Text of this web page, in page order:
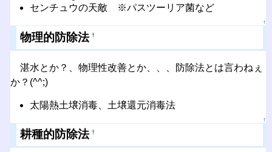
センチュウの天敵 ※パスツーリア菌など
↑
物理的防除法 †
湛水とか？、物理性改善とか、、、防除法とは言わねぇ
か？(^^;)
太陽熱土壌消毒、土壌還元消毒法
↑
耕種的防除法 †